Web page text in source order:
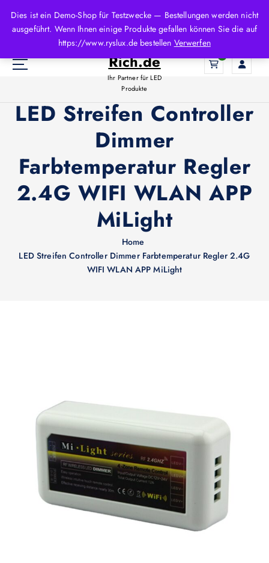
Dies ist ein Demo-Shop für Testzwecke — Bestellungen werden nicht
ausgeführt. Wenn Ihnen einige Produkte gefallen können Sie die auf
https://www.ryslux.de bestellen Verwerfen
n
LED-
Rich.de
Ihr Partner für LED
Produkte
LED Streifen Controller
Dimmer
Farbtemperatur Regler
2.4G WIFI WLAN APP
MiLight
Home
LED Streifen Controller Dimmer Farbtemperatur Regler 2.4G
WIFI WLAN APP MiLight